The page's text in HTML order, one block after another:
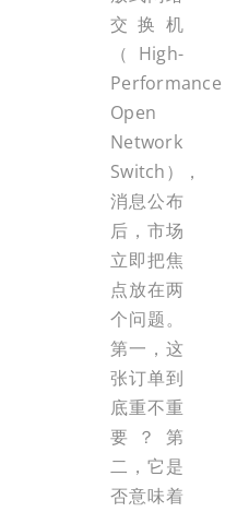
交换机
（High-
Performance
Open
Network
Switch），
消息公布
后，市场
立即把焦
点放在两
个问题。
第一，这
张订单到
底重不重
要？第
二，它是
否意味着